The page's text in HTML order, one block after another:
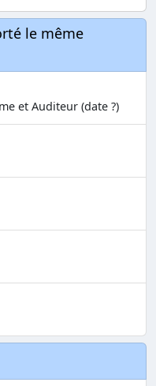
le même
et Auditeur (date ?)